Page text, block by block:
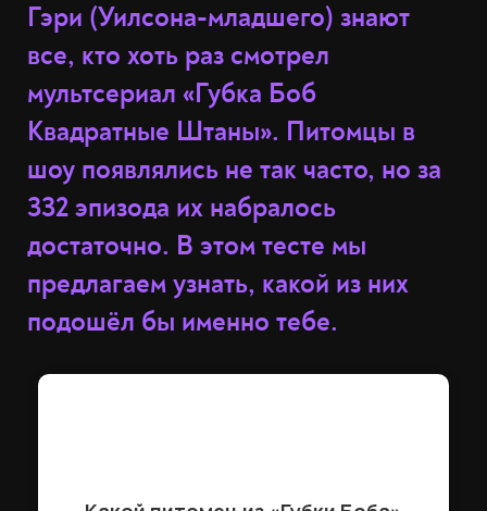
Гэри (Уилсона-младшего) знают
все, кто хоть раз смотрел
мультсериал «Губка Боб
Квадратные Штаны». Питомцы в
шоу появлялись не так часто, но за
332 эпизода их набралось
достаточно. В этом тесте мы
предлагаем узнать, какой из них
подошёл бы именно тебе.